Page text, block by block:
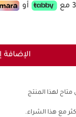
أو
الإضافة
لهذا المنتج
مع هذا الشراء.